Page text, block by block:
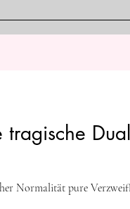
tragische
Normalität pure